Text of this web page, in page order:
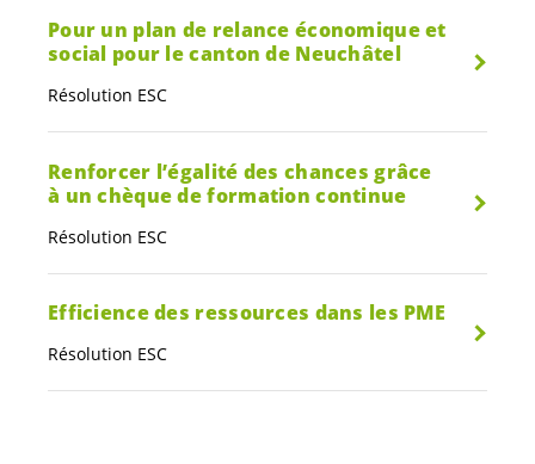
Pour un plan de relance économique et
social pour le canton de Neuchâtel
Résolution ESC
Renforcer l’égalité des chances grâce
à un chèque de formation continue
Résolution ESC
Efficience des ressources dans les PME
Résolution ESC